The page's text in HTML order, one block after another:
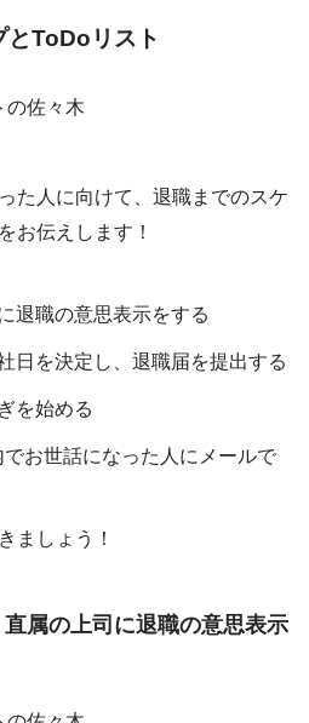
とToDoリスト
た人に向けて、 退職までのスケ
をお伝えします！
退職の意思表示をする
日を決定し、退職届を提出する
を始める
お世話になった人にメールで
ましょう！
属の上司に退職の意思表示